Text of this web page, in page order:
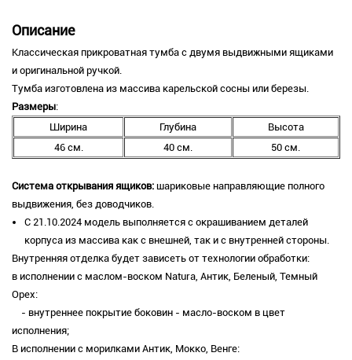
Описание
Классическая прикроватная тумба с двумя выдвижными ящиками
и оригинальной ручкой.
Тумба изготовлена из массива карельской сосны или березы.
Размеры:
Ширина
Глубина
Высота
46 см.
40 см. 50 см.
Система открывания ящиков: шариковые направляющие полного
выдвижения, без доводчиков.
С 21.10.2024 модель выполняется с окрашиванием деталей
корпуса из массива как с внешней, так и с внутренней стороны.
Внутренняя отделка будет зависеть от технологии обработки:
в исполнении с маслом-воском Natura, Антик, Беленый, Темный
Орех:
- внутреннее покрытие боковин - масло-воском в цвет
исполнения;
В исполнении с морилками Антик, Мокко, Венге: